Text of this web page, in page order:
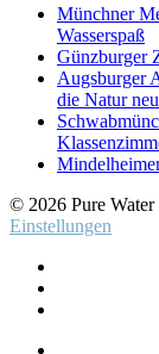
Münchner
Wasserspaß
Günzburger
Augsburger
die Natur neu
© 2026 Pure Water
Einstellungen